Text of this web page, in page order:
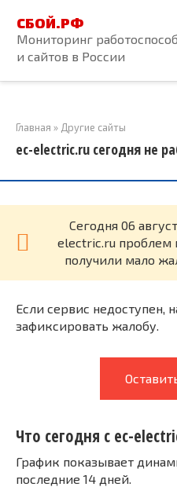
контенту
СБОЙ.РФ
Мониторинг
и сайтов в России
Главная » Другие сайты
ec-electric.ru сегодня не
Cегодня 06
electric.ru
получили мало
Если сервис недоступен,
зафиксировать жалобу.
Что сегодня с ec-
График показывает
последние 14 дней.